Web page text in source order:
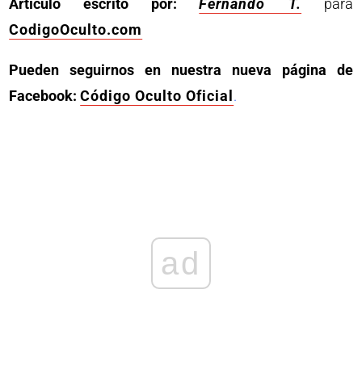
Artículo escrito por: Fernando T. para
CodigoOculto.com
Pueden seguirnos en nuestra nueva página de
Facebook: Código Oculto Oficial .
ad